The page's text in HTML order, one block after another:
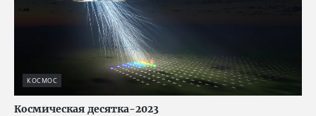
КОСМОС
Космическая десятка-2023